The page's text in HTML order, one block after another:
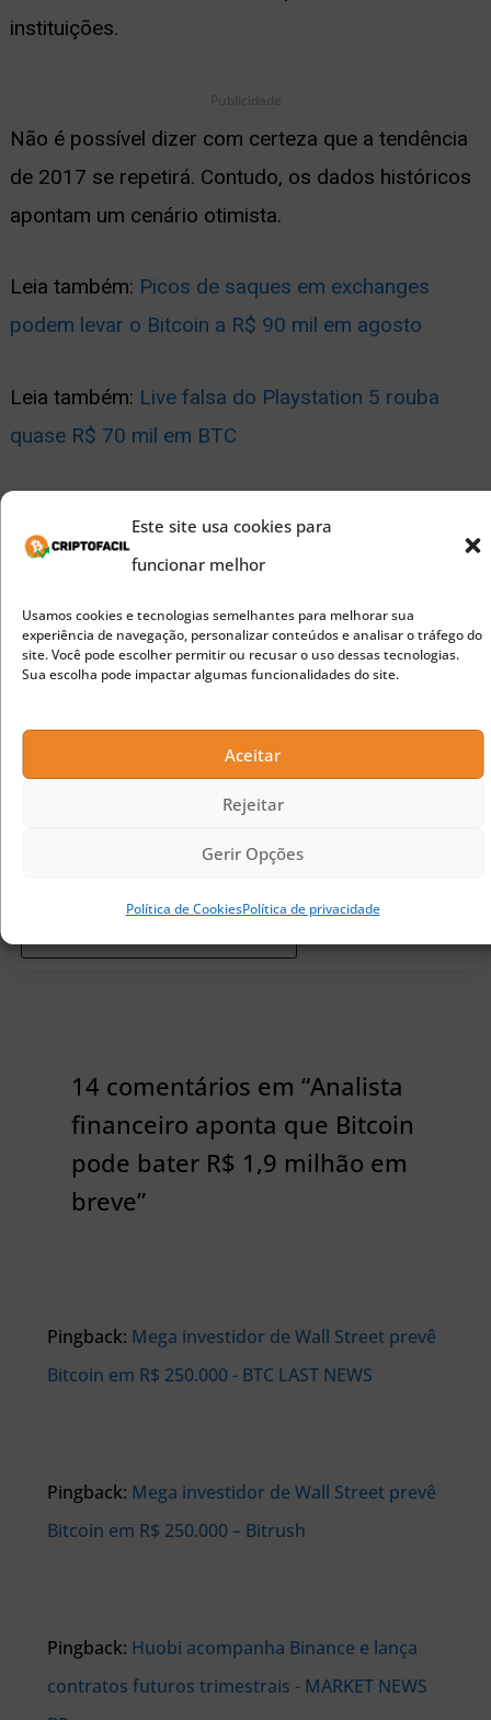
Este site usa cookies para
funcionar melhor
Usamos cookies e tecnologias semelhantes para melhorar sua
experiência de navegação, personalizar conteúdos e analisar o tráfego do
site. Você pode escolher permitir ou recusar o uso dessas tecnologias.
Sua escolha pode impactar algumas funcionalidades do site.
Aceitar
Rejeitar
Gerir Opções
Política de CookiesPolítica de privacidade
instituições.
Publicidade
Não é possível dizer com certeza que a tendência
de 2017 se repetirá. Contudo, os dados históricos
apontam um cenário otimista.
Leia também: Picos de saques em exchanges
podem levar o Bitcoin a R$ 90 mil em agosto
Leia também: Live falsa do Playstation 5 rouba
quase R$ 70 mil em BTC
Leia também: O Bitcoin tem lastro?
Siga o CriptoFacil no
14 comentários em “Analista
financeiro aponta que Bitcoin
pode bater R$ 1,9 milhão em
breve”
Pingback: Mega investidor de Wall Street prevê
Bitcoin em R$ 250.000 - BTC LAST NEWS
Pingback: Mega investidor de Wall Street prevê
Bitcoin em R$ 250.000 – Bitrush
Pingback: Huobi acompanha Binance e lança
contratos futuros trimestrais - MARKET NEWS